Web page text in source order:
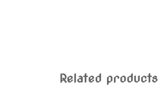
Related products